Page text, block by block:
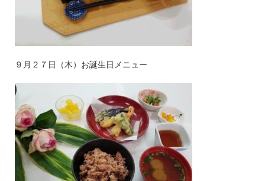
９月２７日（木）お誕生日メニュー